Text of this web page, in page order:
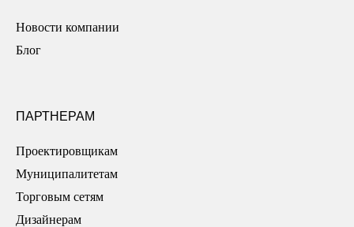
Новости компании
Блог
ПАРТНЕРАМ
Проектировщикам
Муниципалитетам
Торговым сетям
Дизайнерам